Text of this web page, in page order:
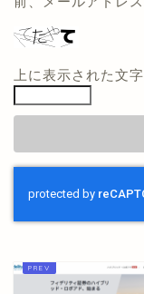
上に表示された文